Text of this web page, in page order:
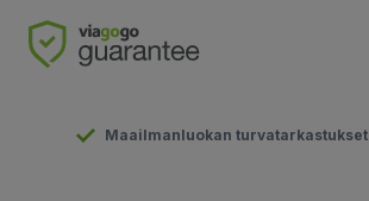
Maailmanluokan turvatarkastukset